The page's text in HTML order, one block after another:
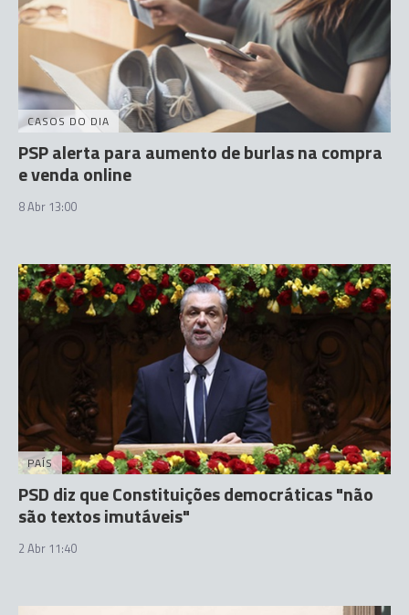
CASOS DO DIA
PSP alerta para aumento de burlas na compra
e venda online
8 Abr 13:00
PAÍS
PSD diz que Constituições democráticas "não
são textos imutáveis"
2 Abr 11:40